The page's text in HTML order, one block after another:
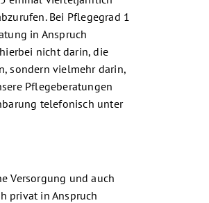
Bei Pflegegrad 1
in Anspruch
nicht darin, die
sondern vielmehr darin,
Pflegeberatungen
telefonisch unter
Versorgung und auch
privat in Anspruch